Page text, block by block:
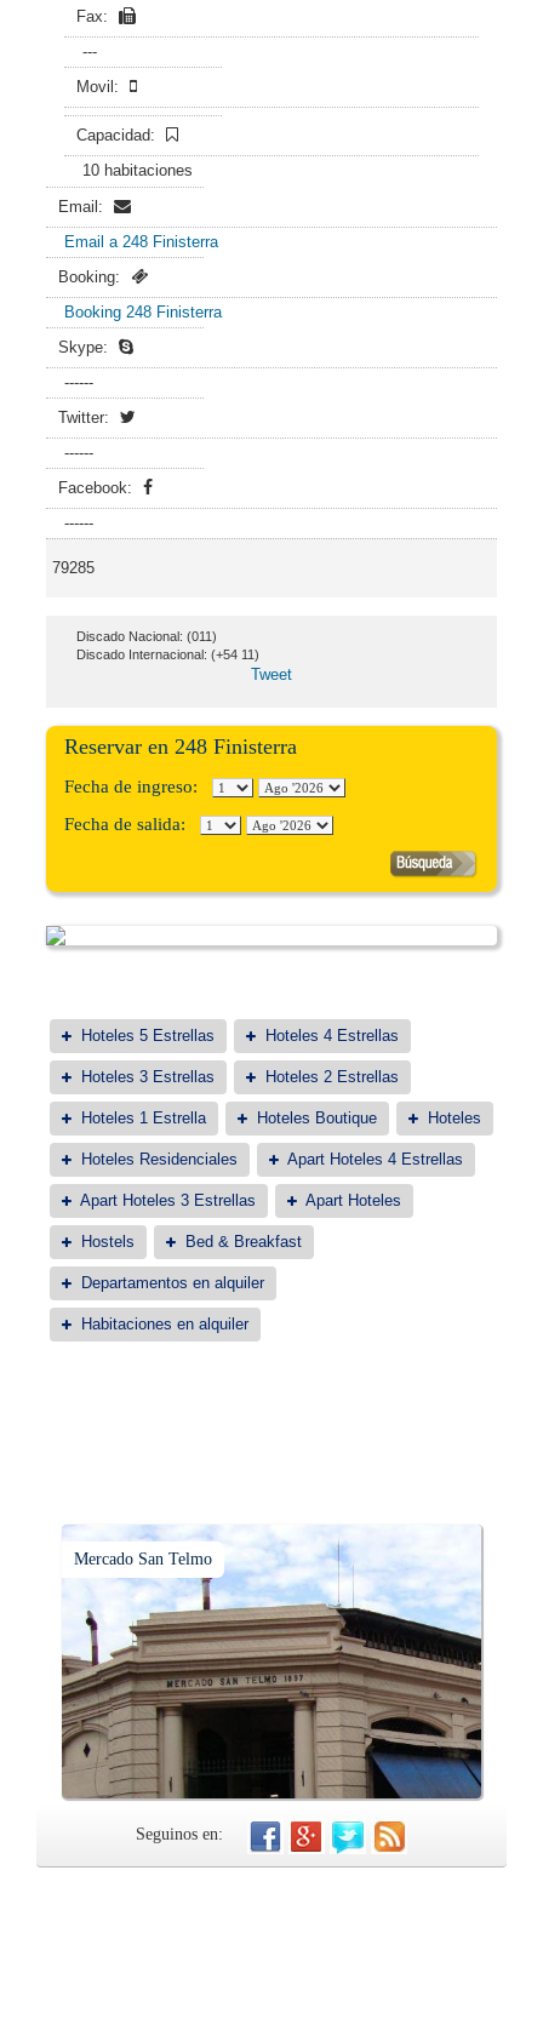
Fax:
---
Movil:
Capacidad:
10 habitaciones
Email:
Email a 248 Finisterra
Booking:
Booking 248 Finisterra
Skype:
------
Twitter:
------
Facebook:
------
79285
Discado Nacional: (011)
Discado Internacional: (+54 11)
Tweet
Reservar en 248 Finisterra
Fecha de ingreso:
Fecha de salida:
Hoteles 5 Estrellas Hoteles 4 Estrellas
Hoteles 3 Estrellas Hoteles 2 Estrellas
Hoteles 1 Estrella Hoteles Boutique Hoteles
Hoteles Residenciales Apart Hoteles 4 Estrellas
Apart Hoteles 3 Estrellas Apart Hoteles
Hostels Bed & Breakfast
Departamentos en alquiler
Habitaciones en alquiler
Mercado San Telmo
Seguinos en: